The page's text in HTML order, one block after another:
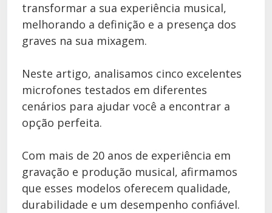
transformar a sua experiência musical,
melhorando a definição e a presença dos
graves na sua mixagem.
Neste artigo, analisamos cinco excelentes
microfones testados em diferentes
cenários para ajudar você a encontrar a
opção perfeita.
Com mais de 20 anos de experiência em
gravação e produção musical, afirmamos
que esses modelos oferecem qualidade,
durabilidade e um desempenho confiável.